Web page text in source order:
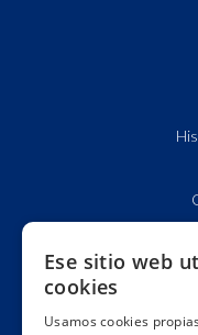
Ese sitio web
cookies
Usamos cookies